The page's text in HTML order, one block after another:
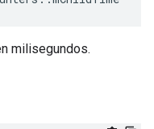
milisegundos.